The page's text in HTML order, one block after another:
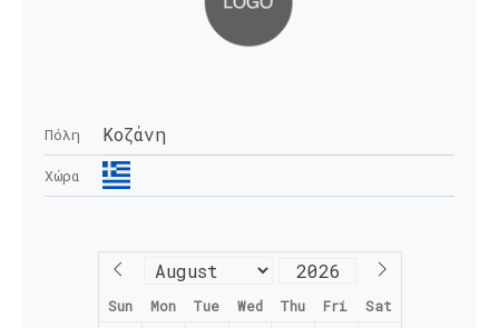
Πόλη Κοζάνη
Χώρα
Sun Mon Tue Wed Thu Fri Sat